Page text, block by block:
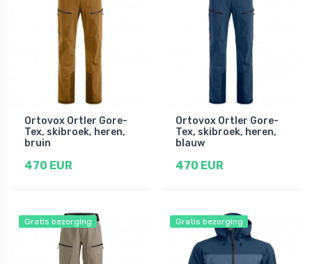
Ortovox Ortler Gore-
Tex, skibroek, heren,
bruin
470 EUR
Ortovox Ortler Gore-
Tex, skibroek, heren,
blauw
470 EUR
Gratis bezorging Gratis bezorging